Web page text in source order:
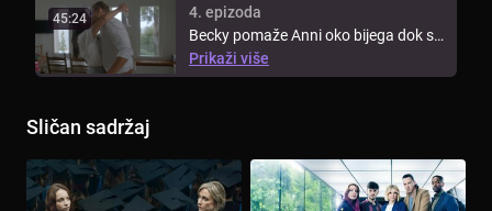
45:24
4. epizoda
Becky pomaže Anni oko bijega dok se
istovremeno bori sa sumnjama o ...
Prikaži više
Sličan sadržaj